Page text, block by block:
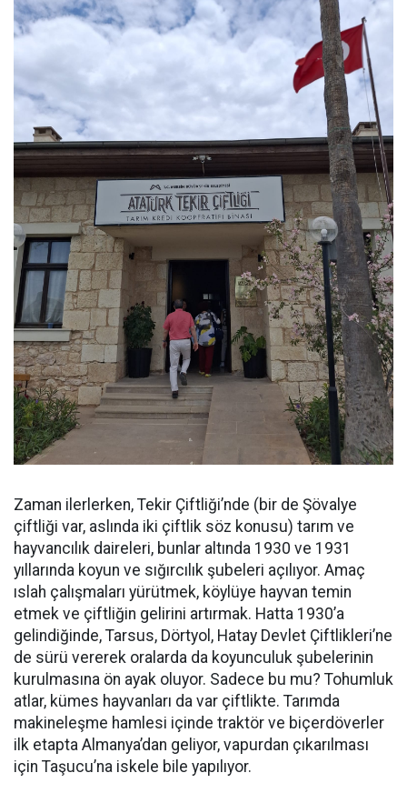
Zaman ilerlerken, Tekir Çiftliği’nde (bir de Şövalye
çiftliği var, aslında iki çiftlik söz konusu) tarım ve
hayvancılık daireleri, bunlar altında 1930 ve 1931
yıllarında koyun ve sığırcılık şubeleri açılıyor. Amaç
ıslah çalışmaları yürütmek, köylüye hayvan temin
etmek ve çiftliğin gelirini artırmak. Hatta 1930’a
gelindiğinde, Tarsus, Dörtyol, Hatay Devlet Çiftlikleri’ne
de sürü vererek oralarda da koyunculuk şubelerinin
kurulmasına ön ayak oluyor. Sadece bu mu? Tohumluk
atlar, kümes hayvanları da var çiftlikte. Tarımda
makineleşme hamlesi içinde traktör ve biçerdöverler
ilk etapta Almanya’dan geliyor, vapurdan çıkarılması
için Taşucu’na iskele bile yapılıyor.